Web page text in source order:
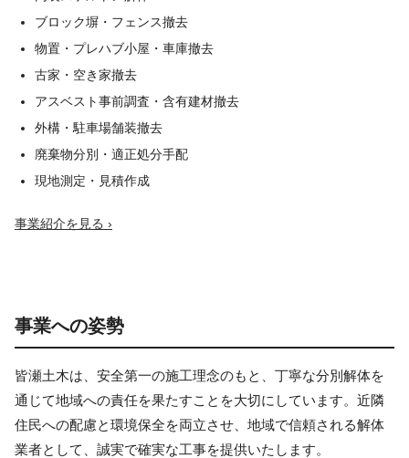
ブロック塀・フェンス撤去
物置・プレハブ小屋・車庫撤去
古家・空き家撤去
アスベスト事前調査・含有建材撤去
外構・駐車場舗装撤去
廃棄物分別・適正処分手配
現地測定・見積作成
事業紹介を見る ›
事業への姿勢
皆瀬土木は、安全第一の施工理念のもと、丁寧な分別解体を
通じて地域への責任を果たすことを大切にしています。近隣
住民への配慮と環境保全を両立させ、地域で信頼される解体
業者として、誠実で確実な工事を提供いたします。